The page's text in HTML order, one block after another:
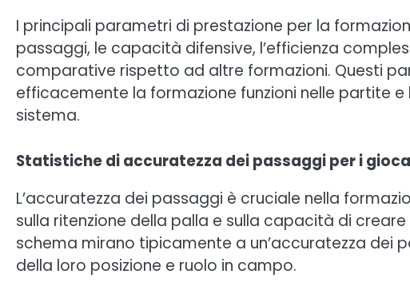
I principali parametri di prestazione per la
passaggi, le capacità difensive, l’efficienza
comparative rispetto ad altre formazioni. Questi
efficacemente la formazione funzioni nelle partite
sistema.
Statistiche di accuratezza dei passaggi per i
L’accuratezza dei passaggi è cruciale nella
sulla ritenzione della palla e sulla capacità di
schema mirano tipicamente a un’accuratezza dei
della loro posizione e ruolo in campo.